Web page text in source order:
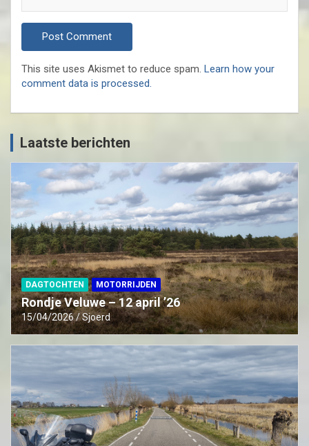
This site uses Akismet to reduce spam. Learn how your
comment data is processed.
Laatste berichten
DAGTOCHTEN MOTORRIJDEN
Rondje Veluwe – 12 april ’26
15/04/2026 Sjoerd